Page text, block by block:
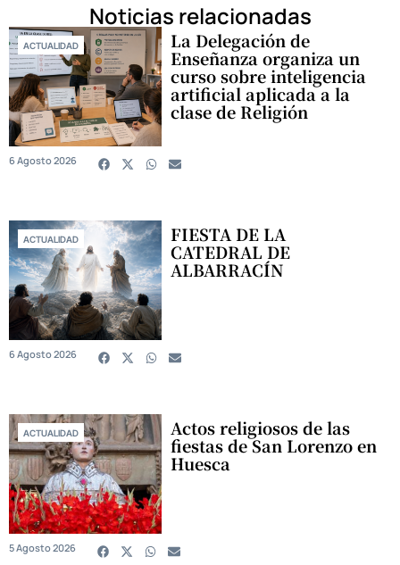
Noticias relacionadas
ACTUALIDAD La Delegación de
Enseñanza organiza un
curso sobre inteligencia
artificial aplicada a la
clase de Religión
6 Agosto 2026
ACTUALIDAD FIESTA DE LA
CATEDRAL DE
ALBARRACÍN
6 Agosto 2026
ACTUALIDAD Actos religiosos de las
fiestas de San Lorenzo en
Huesca
5 Agosto 2026